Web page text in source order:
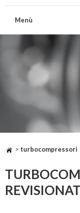
Menù
> turbocompressori